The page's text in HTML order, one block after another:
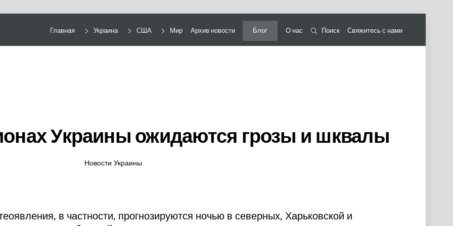
Главная Украина США Мир Архив новости Блог О нас Поиск Свяжитесь с нами
Украины ожидаются грозы и шквалы
Новости Украины
в частности, прогнозируются ночью в северных, Харьковской и